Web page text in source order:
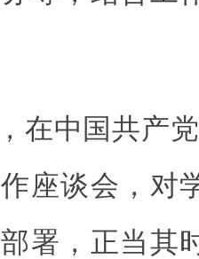
在中国共产
座谈会，对
署，正当其